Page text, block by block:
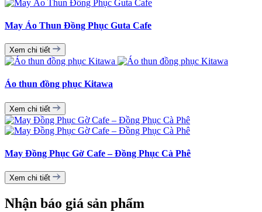
May Áo Thun Đồng Phục Guta Cafe
Xem chi tiết
Áo thun đồng phục Kitawa
Xem chi tiết
May Đồng Phục Gờ Cafe – Đồng Phục Cà Phê
Xem chi tiết
Nhận báo giá sản phẩm